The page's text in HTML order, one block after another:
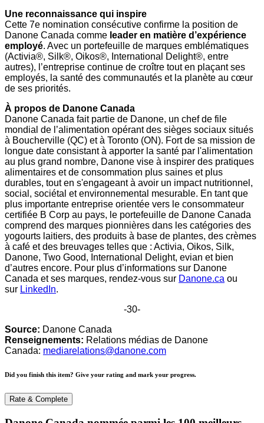
Une reconnaissance qui inspire
Cette 7e nomination consécutive confirme la position de
Danone Canada comme leader en matière d’expérience
employé. Avec un portefeuille de marques emblématiques
(Activia®, Silk®, Oikos®, International Delight®, entre
autres), l’entreprise continue de croître tout en plaçant ses
employés, la santé des communautés et la planète au cœur
de ses priorités.
À propos de Danone Canada
Danone Canada fait partie de Danone, un chef de file
mondial de l’alimentation opérant des sièges sociaux situés
à Boucherville (QC) et à Toronto (ON). Fort de sa mission de
longue date consistant à apporter la santé par l'alimentation
au plus grand nombre, Danone vise à inspirer des pratiques
alimentaires et de consommation plus saines et plus
durables, tout en s'engageant à avoir un impact nutritionnel,
social, sociétal et environnemental mesurable. En tant que
plus importante entreprise orientée vers le consommateur
certifiée B Corp au pays, le portefeuille de Danone Canada
comprend des marques pionnières dans les catégories des
yogourts laitiers, des produits à base de plantes, des crèmes
à café et des breuvages telles que : Activia, Oikos, Silk,
Danone, Two Good, International Delight, evian et bien
d’autres encore. Pour plus d’informations sur Danone
Canada et ses marques, rendez-vous sur Danone.ca ou
sur LinkedIn.
-30-
Source: Danone Canada
Renseignements: Relations médias de Danone
Canada: mediarelations@danone.com
Did you finish this item? Give your rating and mark your progress.
Rate & Complete